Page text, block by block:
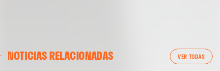
NOTICIAS RELACIONADAS VER TODAS
ENTRENAMIENTO DEL VALENCIA CF 04/03/26